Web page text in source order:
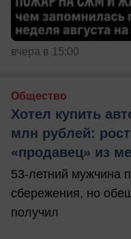
вчера в 15:00
Общество
Хотел купить
млн рублей:
«продавец» из
53-летний мужчина
сбережения, но
получил